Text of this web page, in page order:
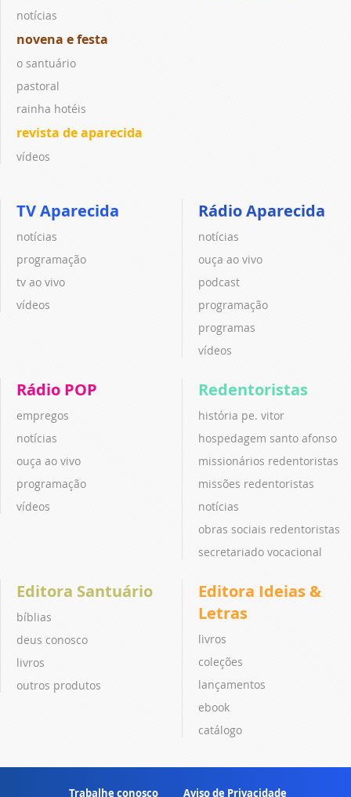
notícias
novena e festa
o santuário
pastoral
rainha hotéis
revista de aparecida
vídeos
TV Aparecida
notícias
programação
tv ao vivo
vídeos
Rádio Aparecida
notícias
ouça ao vivo
podcast
programação
programas
vídeos
Rádio POP
empregos
notícias
ouça ao vivo
programação
vídeos
Redentoristas
história pe. vitor
hospedagem santo afonso
missionários redentoristas
missões redentoristas
notícias
obras sociais redentoristas
secretariado vocacional
Editora Santuário
bíblias
deus conosco
livros
outros produtos
Editora Ideias &
Letras
livros
coleções
lançamentos
ebook
catálogo
Trabalhe conosco Aviso de Privacidade